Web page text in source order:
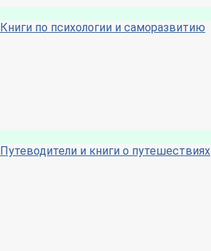
Книги по психологии и саморазвитию
Путеводители и книги о путешествиях